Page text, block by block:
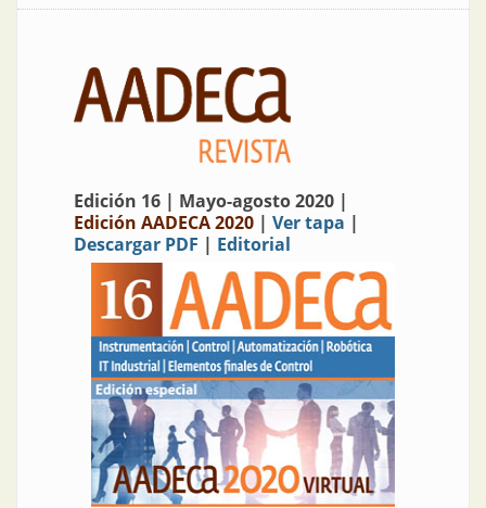
Edición 16 | Mayo-agosto 2020 |
Edición AADECA 2020 | Ver tapa |
Descargar PDF | Editorial